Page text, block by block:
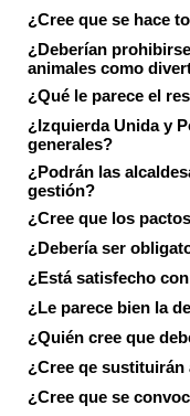
¿Cree que se hace
¿Deberían
animales como
¿Qué le parece el
¿Izquierda Unida y
generales?
¿Podrán las
gestión?
¿Cree que los
¿Debería ser
¿Está satisfecho
¿Le parece bien la
¿Quién cree que
¿Cree qe
¿Cree que se